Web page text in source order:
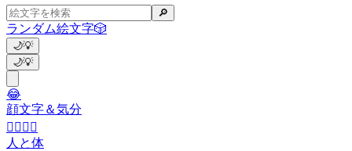
🔎
ランダム絵文字🎲
🌙💡
🌙💡
😂
顔文字＆気分
👩‍❤️‍💋‍👨
人と体